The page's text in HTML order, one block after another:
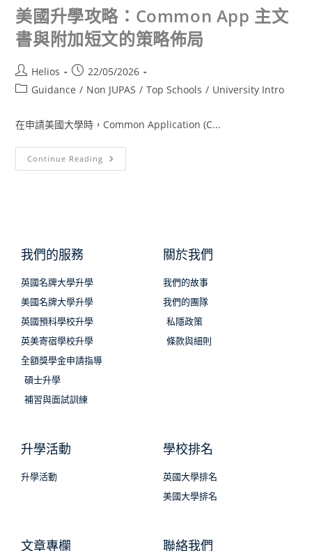
美國升學攻略：Common App 主文
書與附加短文的策略佈局
Helios
22/05/2026
Guidance / Non JUPAS / Top Schools / University Intro
在申請美國大學時，Common Application (C...
Continue Reading
我們的服務
英國名牌大學升學
美國名牌大學升學
英國預科學校升學
英美寄宿學校升學
全額獎學金申請指導
碩士升學
補習與面試訓練
關於我們
我們的故事
我們的團隊
私隱政策
條款與細則
升學活動
升學活動
學校排名
英國大學排名
美國大學排名
文章專欄 聯絡我們